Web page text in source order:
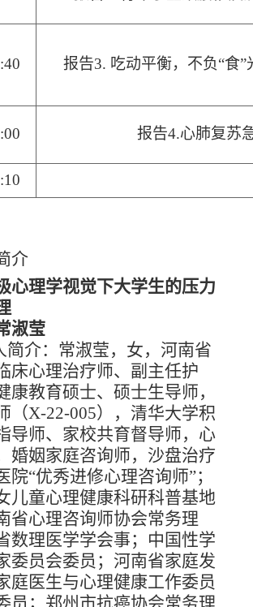
:40 报告3. 吃动平衡，不负“食”
:00 报告4.心肺复苏
:10
介
心理学视觉下大学生的压力
淑莹
简介：常淑莹，女，河南省
床心理治疗师、副主任护
康教育硕士、硕士生导师，
（X-22-005），清华大学积
导师、家校共育督导师，心
婚姻家庭咨询师，沙盘治疗
院“优秀进修心理咨询师”；
儿童心理健康科研科普基地
省心理咨询师协会常务理
数理医学学会事；中国性学
委员会委员；河南省家庭发
庭医生与心理健康工作委员
员；郑州市抗癌协会常务理